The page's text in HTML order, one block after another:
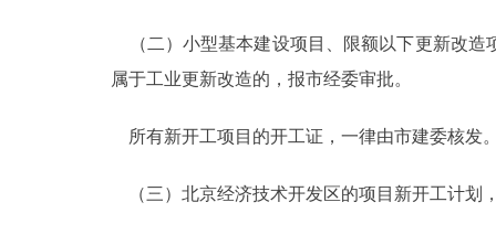
ENGLISH
ESPAÑOL
（二）小型基本建设项目、限额以下更新改造
属于工业更新改造的，报市经委审批。
所有新开工项目的开工证，一律由市建委核发
（三）北京经济技术开发区的项目新开工计划